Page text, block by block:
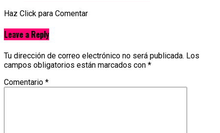
Haz Click para Comentar
Leave a Reply
Tu dirección de correo electrónico no será publicada. Los
campos obligatorios están marcados con *
Comentario *